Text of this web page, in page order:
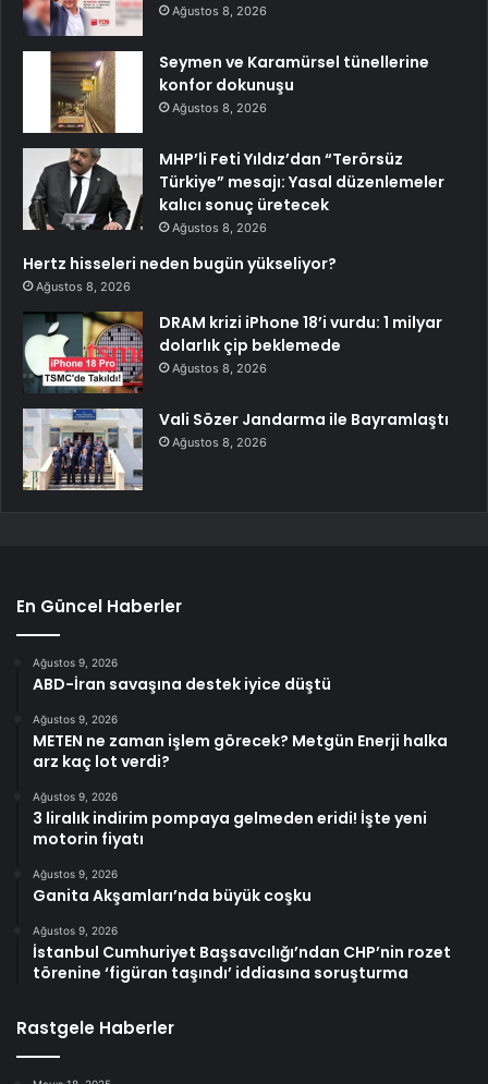
Ağustos 8, 2026
Seymen ve Karamürsel tünellerine
konfor dokunuşu
Ağustos 8, 2026
MHP’li Feti Yıldız’dan “Terörsüz
Türkiye” mesajı: Yasal düzenlemeler
kalıcı sonuç üretecek
Ağustos 8, 2026
Hertz hisseleri neden bugün yükseliyor?
Ağustos 8, 2026
DRAM krizi iPhone 18’i vurdu: 1 milyar
dolarlık çip beklemede
Ağustos 8, 2026
Vali Sözer Jandarma ile Bayramlaştı
Ağustos 8, 2026
En Güncel Haberler
Ağustos 9, 2026
ABD-İran savaşına destek iyice düştü
Ağustos 9, 2026
METEN ne zaman işlem görecek? Metgün Enerji halka
arz kaç lot verdi?
Ağustos 9, 2026
3 liralık indirim pompaya gelmeden eridi! İşte yeni
motorin fiyatı
Ağustos 9, 2026
Ganita Akşamları’nda büyük coşku
Ağustos 9, 2026
İstanbul Cumhuriyet Başsavcılığı’ndan CHP’nin rozet
törenine ‘figüran taşındı’ iddiasına soruşturma
Rastgele Haberler